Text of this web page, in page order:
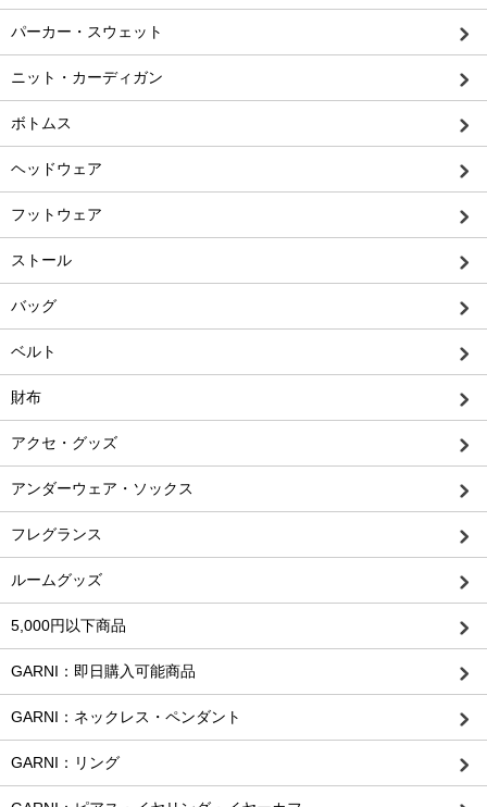
パーカー・スウェット
ニット・カーディガン
ボトムス
ヘッドウェア
フットウェア
ストール
バッグ
ベルト
財布
アクセ・グッズ
アンダーウェア・ソックス
フレグランス
ルームグッズ
5,000円以下商品
GARNI：即日購入可能商品
GARNI：ネックレス・ペンダント
GARNI：リング